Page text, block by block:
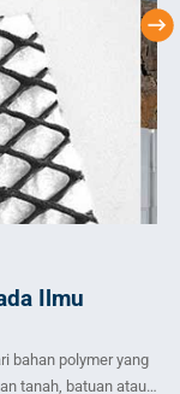
Ilmu
bahan polymer yang
tanah, batuan atau